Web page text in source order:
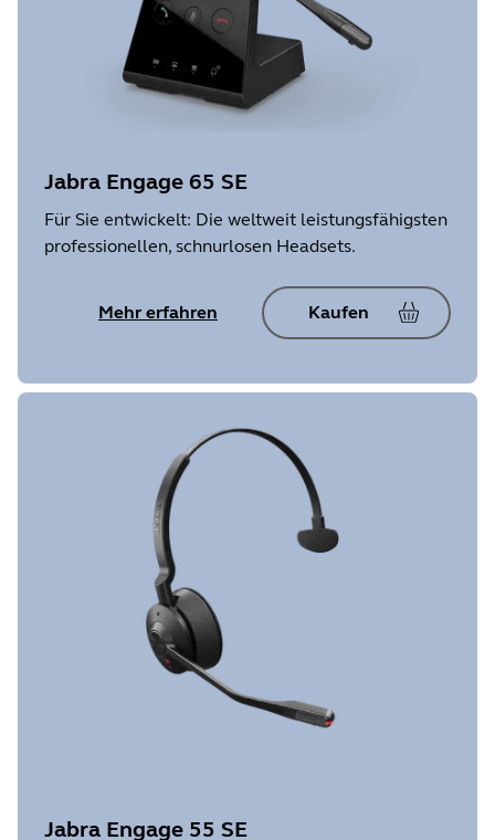
Jabra Engage 65 SE
Für Sie entwickelt: Die weltweit leistungsfähigsten
professionellen, schnurlosen Headsets.
Mehr erfahren Kaufen
Jabra Engage 55 SE